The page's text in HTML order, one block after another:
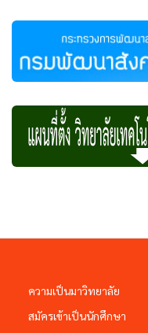
ความเป็นมาวิทยาลัย
สมัครเข้าเป็นนักศึกษา